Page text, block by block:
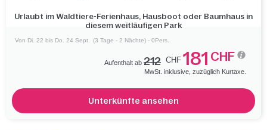
Urlaubt im Waldtiere-Ferienhaus, Hausboot oder Baumhaus in
diesem weitläufigen Park
Von Di. 22 bis Do. 24 Sept. (3 Tage - 2 Nächte) - 0Pers.
Aufenthalt ab 212 CHF 181 CHF
MwSt. inklusive, zuzüglich Kurtaxe.
Unterkünfte ansehen